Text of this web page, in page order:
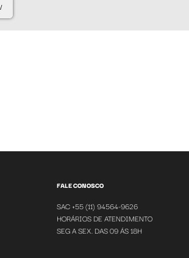
FALE CONOSCO
SAC +55 (11) 94564-9626
HORÁRIOS DE ATENDIMENTO
SEG A SEX. DAS 09 ÁS 18H